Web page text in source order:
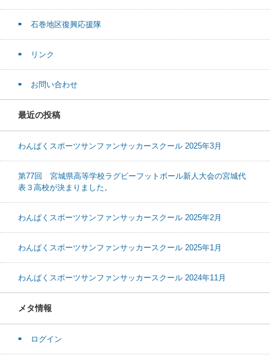
石巻地区復興応援隊
リンク
お問い合わせ
最近の投稿
わんぱくスポーツサンファンサッカースクール 2025年3月
第77回 宮城県高等学校ラグビーフットボール新人大会の宮城代
表３高校が決まりました。
わんぱくスポーツサンファンサッカースクール 2025年2月
わんぱくスポーツサンファンサッカースクール 2025年1月
わんぱくスポーツサンファンサッカースクール 2024年11月
メタ情報
ログイン